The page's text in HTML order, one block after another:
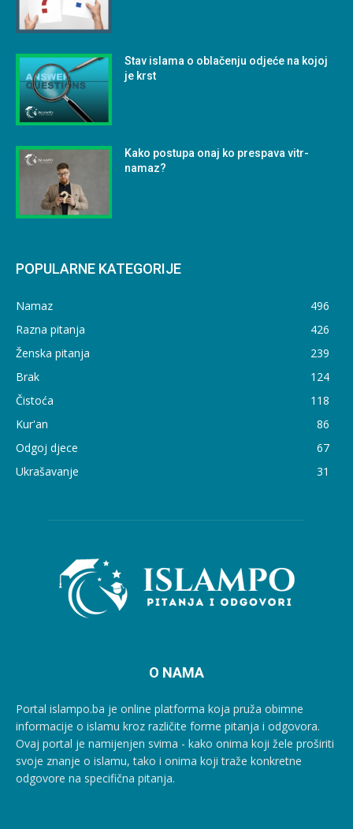
Stav islama o oblačenju odjeće na kojoj
je krst
Kako postupa onaj ko prespava vitr-
namaz?
POPULARNE KATEGORIJE
Namaz
496
Razna pitanja
426
Ženska pitanja
239
Brak
124
Čistoća
118
Kur'an
86
Odgoj djece
67
Ukrašavanje
31
O NAMA
Portal islampo.ba je online platforma koja pruža obimne
informacije o islamu kroz različite forme pitanja i odgovora.
Ovaj portal je namijenjen svima - kako onima koji žele proširiti
svoje znanje o islamu, tako i onima koji traže konkretne
odgovore na specifična pitanja.